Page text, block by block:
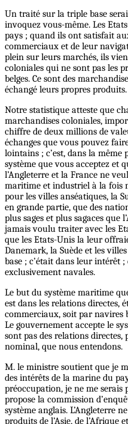
Un traité sur la triple base
invoquez vous-même. Les
pays ; quand ils ont satisfait
commerciaux et de leur
plein sur leurs marchés, ils
coloniales qui ne sont pas les
belges. Ce sont des
échangé leurs propres produits.
Notre statistique atteste que
marchandises coloniales,
chiffre de deux millions de
échanges que vous pouvez
lointains ; c’est, dans la
système que vous acceptez et
l’Angleterre et la France ne
maritime et industriel à la fois
pour les villes anséatiques, la
en grande partie, que des
plus sages et plus sagaces que
jamais voulu traiter avec les
que les Etats-Unis la leur
Danemark, la Suède et les
base ; c’était dans leur intérêt
exclusivement navales.
Le but du système maritime
est dans les relations directes,
commerciaux, soit par navires
Le gouvernement accepte le
sont pas des relations directes,
nominal, que nous entendons.
M. le ministre soutient que je
des intérêts de la marine du
préoccupation, je ne me serais
propose la commission
système anglais. L’Angleterre
produits de l’Asie, de l’Afrique